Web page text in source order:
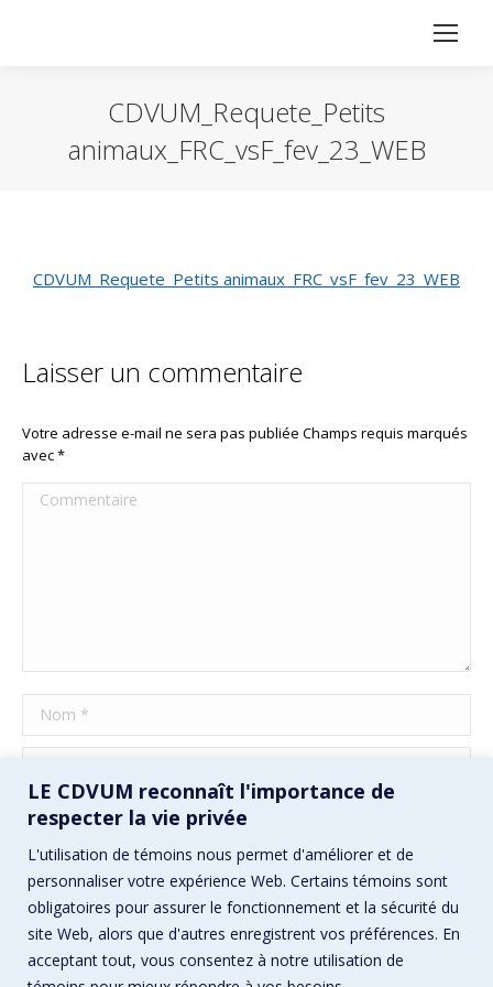
LE CDVUM reconnaît l'importance de
respecter la vie privée
L'utilisation de témoins nous permet d'améliorer et de
personnaliser votre expérience Web. Certains témoins sont
obligatoires pour assurer le fonctionnement et la sécurité du
site Web, alors que d'autres enregistrent vos préférences. En
acceptant tout, vous consentez à notre utilisation de
CDVUM_Requete_Petits
animaux_FRC_vsF_fev_23_WEB
CDVUM_Requete_Petits animaux_FRC_vsF_fev_23_WEB
Laisser un commentaire
Votre adresse e-mail ne sera pas publiée Champs requis marqués
avec*
Commentaire
Nom *
E-mail *
Site Web
Enregistrez mon nom, mon e-mail et mon site Web dans ce
navigateur pour la prochaine fois que je commenterai.
Poster commentaire